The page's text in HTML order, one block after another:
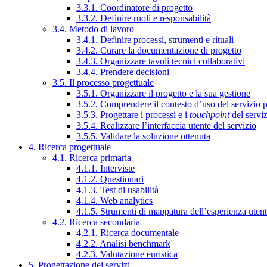
3.3.1. Coordinatore di progetto
3.3.2. Definire ruoli e responsabilità
3.4. Metodo di lavoro
3.4.1. Definire processi, strumenti e rituali
3.4.2. Curare la documentazione di progetto
3.4.3. Organizzare tavoli tecnici collaborativi
3.4.4. Prendere decisioni
3.5. Il processo progettuale
3.5.1. Organizzare il progetto e la sua gestione
3.5.2. Comprendere il contesto d’uso del servizio
3.5.3. Progettare i processi e i touchpointdel
3.5.4. Realizzare l’interfaccia utente del servizio
3.5.5. Validare la soluzione ottenuta
4. Ricerca progettuale
4.1. Ricerca primaria
4.1.1. Interviste
4.1.2. Questionari
4.1.3. Test di usabilità
4.1.4. Web analytics
4.1.5. Strumenti di mappatura dell’esperienza
4.2. Ricerca secondaria
4.2.1. Ricerca documentale
4.2.2. Analisi benchmark
4.2.3. Valutazione euristica
5. Progettazione dei servizi